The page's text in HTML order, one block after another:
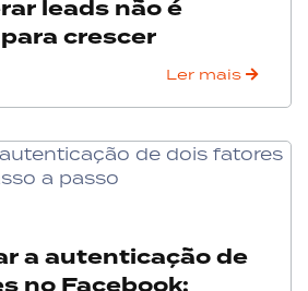
leads não é
crescer
Ler mais
a autenticação de